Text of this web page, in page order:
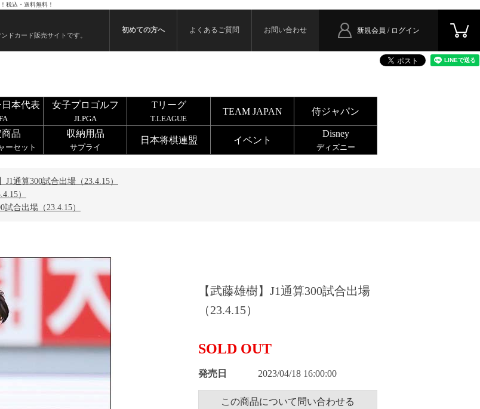
税込・送料無料！
ドカード販売サイトです。
新規会員 / ログイン
初めての方へ よくあるご質問 お問い合わせ
本代表 女子プロゴルフ
JLPGA
Tリーグ
T.LEAGUE
TEAM JAPAN 侍ジャパン
商品
ーセット
収納用品
サプライ
日本将棋連盟 イベント
Disney
ディズニー
J1通算300試合出場（23.4.15）
）
試合出場（23.4.15）
【武藤雄樹】J1通算300試合出場
（23.4.15）
SOLD OUT
発売日 2023/04/18 16:00:00
この商品について問い合わせる